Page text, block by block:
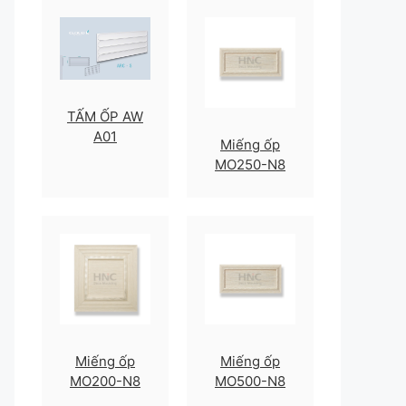
TẤM ỐP AW
A01
Miếng ốp
MO250-N8
Miếng ốp
MO200-N8
Miếng ốp
MO500-N8